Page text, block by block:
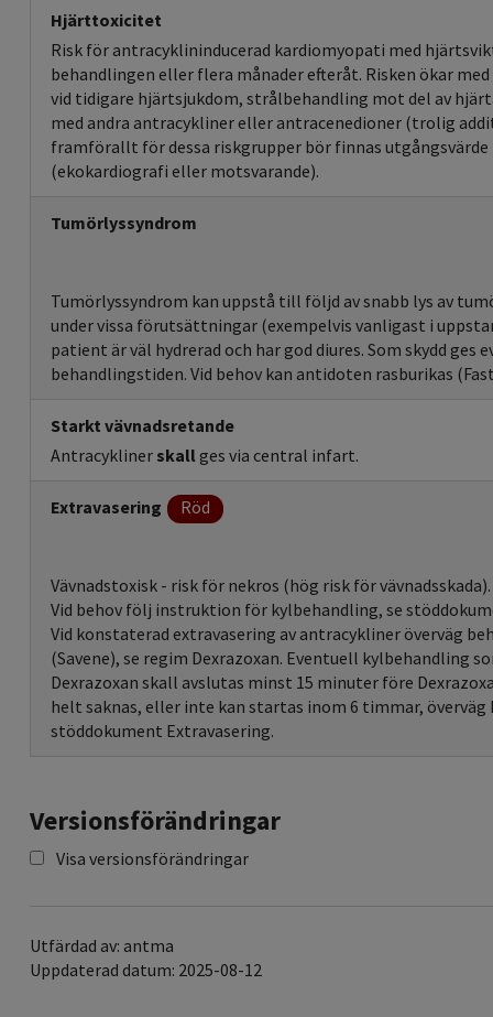
Hjärttoxicitet
Risk för antracyklininducerad kardiomyopati med
behandlingen eller flera månader efteråt. Risken ökar
vid tidigare hjärtsjukdom, strålbehandling mot del av
med andra antracykliner eller antracenedioner (trolig
framförallt för dessa riskgrupper bör finnas
(ekokardiografi eller motsvarande).
Tumörlyssyndrom
Tumörlyssyndrom kan uppstå till följd av snabb lys av
under vissa förutsättningar (exempelvis vanligast i
patient är väl hydrerad och har god diures. Som skydd
behandlingstiden. Vid behov kan antidoten rasburikas
Starkt vävnadsretande
Antracykliner skallges via central infart.
Extravasering Röd
Vävnadstoxisk - risk för nekros (hög risk för vävnadsskada).
Vid behov följ instruktion för kylbehandling, se
Vid konstaterad extravasering av antracykliner överväg
(Savene), se regim Dexrazoxan. Eventuell kylbehandling
Dexrazoxan skall avslutas minst 15 minuter före
helt saknas, eller inte kan startas inom 6 timmar, överväg
stöddokument Extravasering.
Versionsförändringar
Visa versionsförändringar
Utfärdad av: antma
Uppdaterad datum: 2025-08-12